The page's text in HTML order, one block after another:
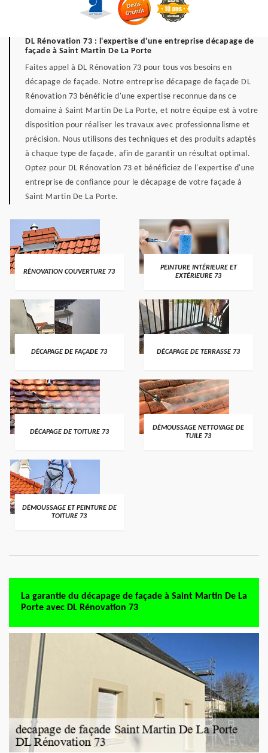
DL Rénovation 73 : l'expertise d'une entreprise décapage de
façade à Saint Martin De La Porte
Faites appel à DL Rénovation 73 pour tous vos besoins en
décapage de façade. Notre entreprise décapage de façade DL
Rénovation 73 bénéficie d'une expertise reconnue dans ce
domaine à Saint Martin De La Porte, et notre équipe est à votre
disposition pour réaliser les travaux avec professionnalisme et
précision. Nous utilisons des techniques et des produits adaptés
à chaque type de façade, afin de garantir un résultat optimal.
Optez pour DL Rénovation 73 et bénéficiez de l'expertise d'une
entreprise de confiance pour le décapage de votre façade à
Saint Martin De La Porte.
RÉNOVATION COUVERTURE 73
PEINTURE INTÉRIEURE ET
EXTÉRIEURE 73
DÉCAPAGE DE FAÇADE 73 DÉCAPAGE DE TERRASSE 73
DÉCAPAGE DE TOITURE 73
DÉMOUSSAGE NETTOYAGE DE
TUILE 73
DÉMOUSSAGE ET PEINTURE DE
TOITURE 73
La garantie du décapage de façade à Saint Martin De La
Porte avec DL Rénovation 73